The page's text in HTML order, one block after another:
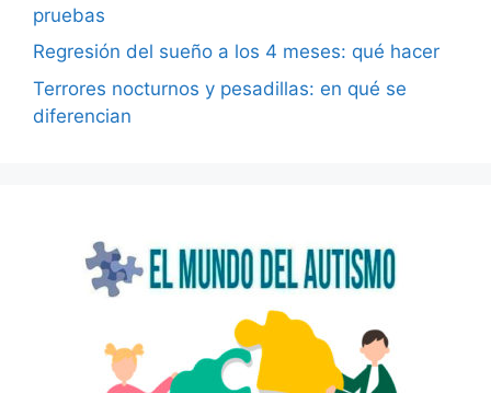
pruebas
Regresión del sueño a los 4 meses: qué hacer
Terrores nocturnos y pesadillas: en qué se
diferencian